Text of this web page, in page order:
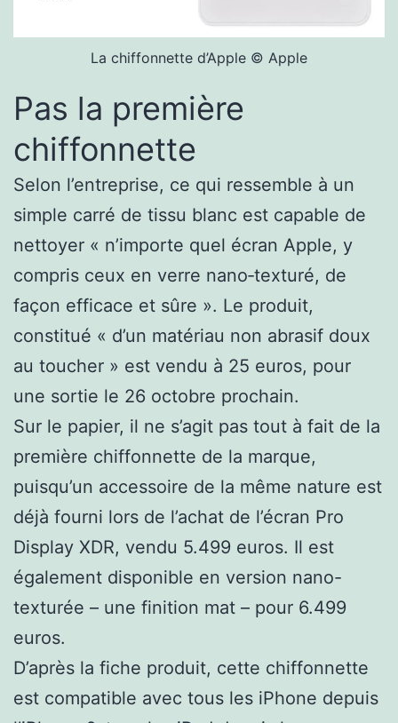
La chiffonnette d’Apple © Apple
Pas la première
chiffonnette
Selon l’entreprise, ce qui ressemble à un
simple carré de tissu blanc est capable de
nettoyer « n’importe quel écran Apple, y
compris ceux en verre nano‑texturé, de
façon efficace et sûre ». Le produit,
constitué « d’un matériau non abrasif doux
au toucher » est vendu à 25 euros, pour
une sortie le 26 octobre prochain.
Sur le papier, il ne s’agit pas tout à fait de la
première chiffonnette de la marque,
puisqu’un accessoire de la même nature est
déjà fourni lors de l’achat de l’écran Pro
Display XDR, vendu 5.499 euros. Il est
également disponible en version nano-
texturée – une finition mat – pour 6.499
euros.
D’après la fiche produit, cette chiffonnette
est compatible avec tous les iPhone depuis